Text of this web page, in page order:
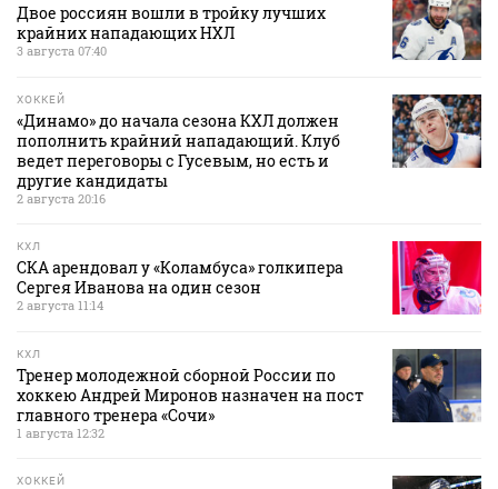
Двое россиян вошли в тройку лучших
крайних нападающих НХЛ
3 августа 07:40
ХОККЕЙ
«Динамо» до начала сезона КХЛ должен
пополнить крайний нападающий. Клуб
ведет переговоры с Гусевым, но есть и
другие кандидаты
2 августа 20:16
КХЛ
СКА арендовал у «Коламбуса» голкипера
Сергея Иванова на один сезон
2 августа 11:14
КХЛ
Тренер молодежной сборной России по
хоккею Андрей Миронов назначен на пост
главного тренера «Сочи»
1 августа 12:32
ХОККЕЙ